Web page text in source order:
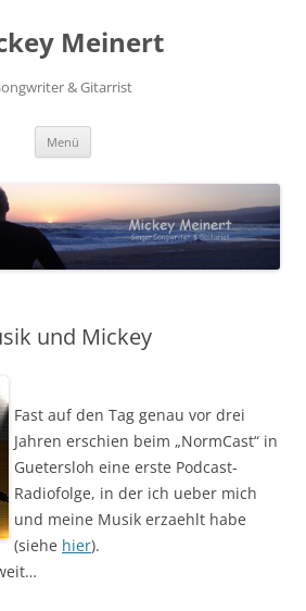
Meinert
& Gitarrist
Menü
und Mickey
Fast auf den Tag genau vor drei
Jahren erschien beim „NormCast“ in
Guetersloh eine erste Podcast-
Radiofolge, in der ich ueber mich
und meine Musik erzaehlt habe
(siehe hier).